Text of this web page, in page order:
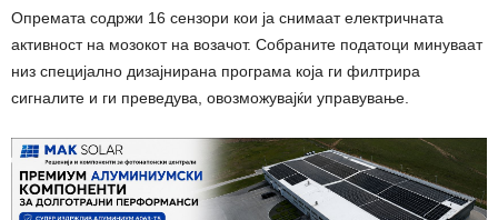
Опремата содржи 16 сензори кои ја снимаат електричната
активност на мозокот на возачот. Собраните податоци минуваат
низ специјално дизајнирана програма која ги филтрира
сигналите и ги преведува, овозможувајќи управување.